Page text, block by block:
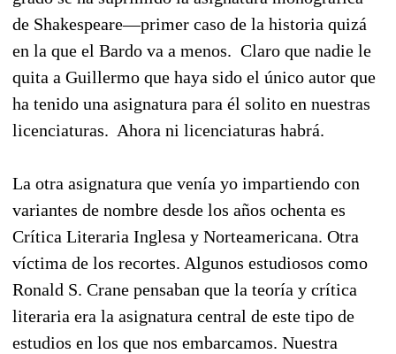
de Shakespeare—primer caso de la historia quizá
en la que el Bardo va a menos. Claro que nadie le
quita a Guillermo que haya sido el único autor que
ha tenido una asignatura para él solito en nuestras
licenciaturas. Ahora ni licenciaturas habrá.
La otra asignatura que venía yo impartiendo con
variantes de nombre desde los años ochenta es
Crítica Literaria Inglesa y Norteamericana. Otra
víctima de los recortes. Algunos estudiosos como
Ronald S. Crane pensaban que la teoría y crítica
literaria era la asignatura central de este tipo de
estudios en los que nos embarcamos. Nuestra